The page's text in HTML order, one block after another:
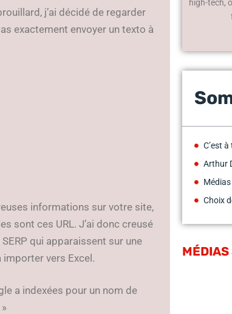
j’ai décidé de regarder
exactement envoyer un texto à
informations sur votre site,
sont ces URL. J’ai donc creusé
qui apparaissent sur une
vers Excel.
a indexées pour un nom de
high-tech,
C’est
Arthur
Choix